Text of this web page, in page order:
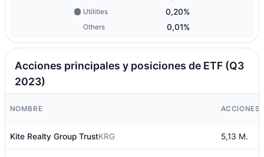
Utilities 0,20%
Others 0,01%
Acciones principales y posiciones de ETF (Q3
2023)
NOMBRE ACCIONES
Kite Realty Group TrustKRG 5,13 M.